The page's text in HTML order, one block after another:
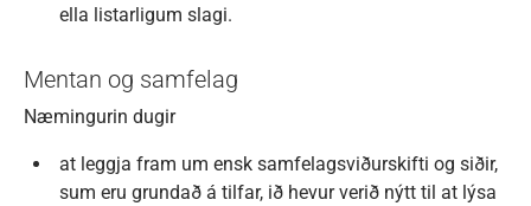
ella listarligum slagi.
Mentan og samfelag
Næmingurin dugir
at leggja fram um ensk samfelagsviðurskifti og siðir,
sum eru grundað á tilfar, ið hevur verið nýtt til at lýsa